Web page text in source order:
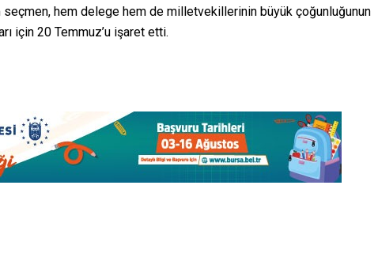
seçmen, hem delege hem de milletvekillerinin büyük çoğunluğunun
için 20 Temmuz’u işaret etti.